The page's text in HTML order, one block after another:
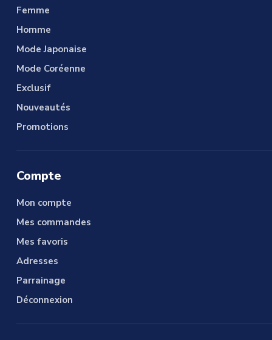
Femme
Homme
Mode Japonaise
Mode Coréenne
Exclusif
Nouveautés
Promotions
Compte
Mon compte
Mes commandes
Mes favoris
Adresses
Parrainage
Déconnexion